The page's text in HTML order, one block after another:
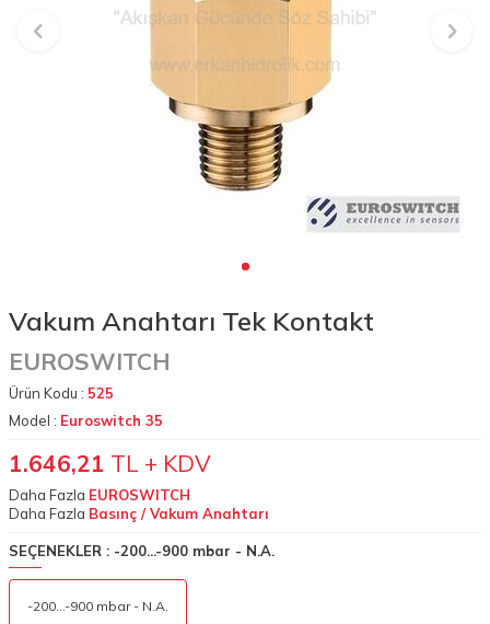
Vakum Anahtarı Tek Kontakt
EUROSWITCH
Ürün Kodu : 525
Model : Euroswitch 35
1.646,21 TL + KDV
Daha Fazla EUROSWITCH
Daha Fazla Basınç / Vakum Anahtarı
SEÇENEKLER : -200...-900 mbar - N.A.
-200...-900 mbar - N.A.